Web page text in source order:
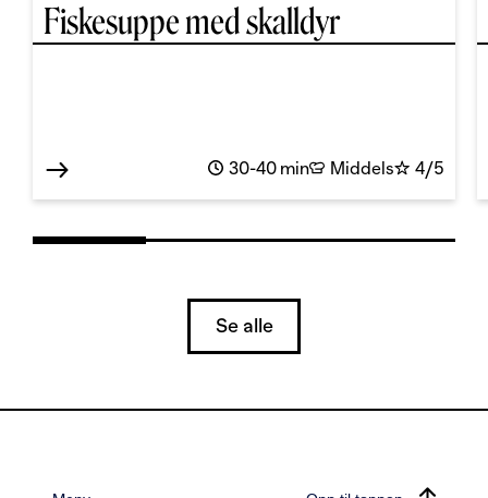
Fiskesuppe med skalldyr
30-40 min Middels 4/5
Se alle